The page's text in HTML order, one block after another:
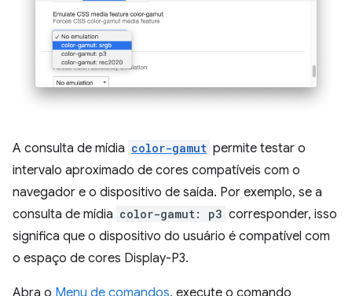
A consulta de mídia color-gamut permite testar o
intervalo aproximado de cores compatíveis com o
navegador e o dispositivo de saída. Por exemplo, se a
consulta de mídia color-gamut: p3 corresponder, isso
significa que o dispositivo do usuário é compatível com
o espaço de cores Display-P3.
Abra o Menu de comandos, execute o comando